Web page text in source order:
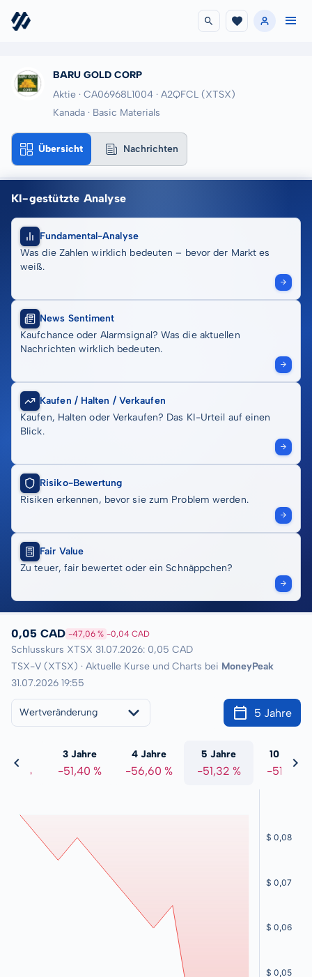
BARU GOLD CORP
Aktie · CA06968L1004 · A2QFCL (XTSX)
Kanada · Basic Materials
Übersicht Nachrichten
KI-gestützte Analyse
Fundamental-Analyse
Was die Zahlen wirklich bedeuten – bevor der Markt es
weiß.
News Sentiment
Kaufchance oder Alarmsignal? Was die aktuellen
Nachrichten wirklich bedeuten.
Kaufen / Halten / Verkaufen
Kaufen, Halten oder Verkaufen? Das KI-Urteil auf einen
Blick.
Risiko-Bewertung
Risiken erkennen, bevor sie zum Problem werden.
Fair Value
Zu teuer, fair bewertet oder ein Schnäppchen?
0,05 CAD -47,06 % -0,04 CAD
Schlusskurs XTSX 31.07.2026: 0,05 CAD
TSX-V (XTSX) · Aktuelle Kurse und Charts bei MoneyPeak
31.07.2026 19:55
Wertveränderung 5 Jahre
%
3 Jahre
-51,40 %
4 Jahre
-56,60 %
5 Jahre
-51,32 %
10 Jahre
-51,89 %